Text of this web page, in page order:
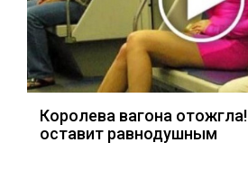
Королева вагона
оставит равнодушным